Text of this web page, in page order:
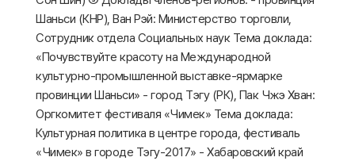
Шаньси (КНР), Ван Рэй: Министерство торговли,
Сотрудник отдела Социальных наук Тема доклада:
«Почувствуйте красоту на Международной
культурно-промышленной выставке-ярмарке
провинции Шаньси» - город Тэгу (РК), Пак Чжэ Хван:
Оргкомитет фестиваля «Чимек» Тема доклада:
Культурная политика в центре города, фестиваль
«Чимек» в городе Тэгу-2017» - Хабаровский край